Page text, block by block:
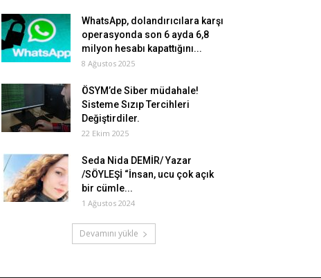
WhatsApp, dolandırıcılara karşı
operasyonda son 6 ayda 6,8
milyon hesabı kapattığını...
8 Ağustos 2025
ÖSYM’de Siber müdahale!
Sisteme Sızıp Tercihleri
Değiştirdiler.
22 Ekim 2025
Seda Nida DEMİR/ Yazar
/SÖYLEŞİ “İnsan, ucu çok açık
bir cümle...
1 Ağustos 2024
Devamını yükle